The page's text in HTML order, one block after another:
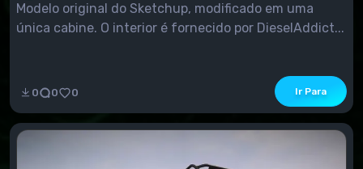
Modelo original do Sketchup, modificado em uma
única cabine. O interior é fornecido por DieselAddict...
0 0 0 Ir Para